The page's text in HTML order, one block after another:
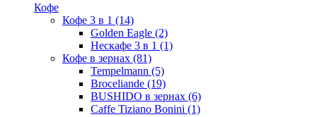
Кофе
Кофе 3 в 1 (14)
Golden Eagle (2)
Нескафе 3 в 1 (1)
Кофе в зернах (81)
Tempelmann (5)
Broceliande (19)
BUSHIDO в зернах (6)
Caffe Tiziano Bonini (1)